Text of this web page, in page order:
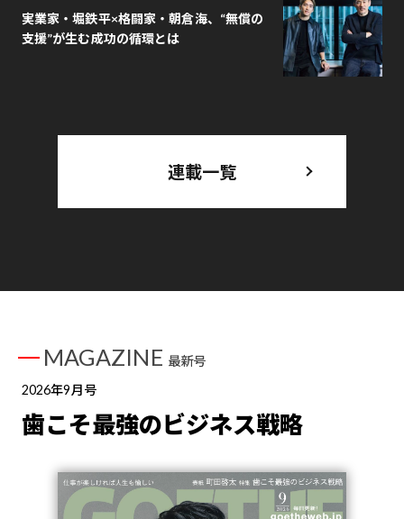
実業家・堀鉄平×格闘家・朝倉海、“無償の
支援”が生む成功の循環とは
連載一覧
MAGAZINE 最新号
2026年9月号
歯こそ最強のビジネス戦略